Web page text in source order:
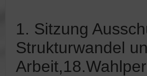
1. Sitzung
Strukturwandel